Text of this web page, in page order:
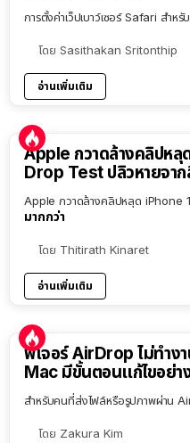
การตั้งค่าเว็ปเบาว์เซอร์ Safari สำ
โดย Sasithakan Sritonthip
อ่านเพิ่มเติม
Apple กวาดล้างคลิปหลุ
Drop Test ปลิวหายจาก
Apple กวาดล้างคลิปหลุด iPhone
มากกว่า
โดย Thitirath Kinaret
อ่านเพิ่มเติม
ฟีเจอร์ AirDrop ไม่ทำง
Mac มีขั้นตอนแก้ไขอย่า
สำหรับคนที่ส่งไฟล์หรือรูปภาพผ่าน
โดย Zakura Kim